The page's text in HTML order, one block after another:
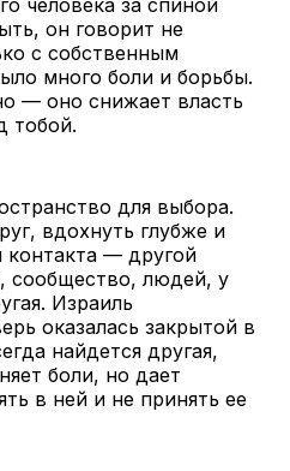
он говорит не
с собственным
много боли и борьбы.
— оно снижает власть
тобой.
для выбора.
вдохнуть глубже и
контакта — другой
сообщество, людей, у
Израиль
оказалась закрытой в
найдется другая,
боли, но дает
в ней и не принять ее